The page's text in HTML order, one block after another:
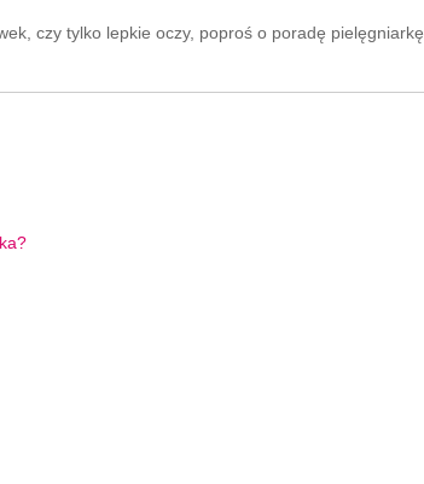
czy tylko lepkie oczy, poproś o poradę pielęgniarkę